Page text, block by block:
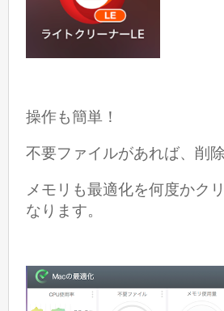
操作も簡単！
不要ファイルがあれば、削
メモリも最適化を何度かク
なります。